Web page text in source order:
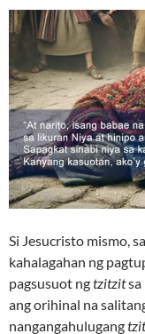
Si Jesucristo mismo,
kahalagahan ng
pagsusuot ngtzitzitsa
ang orihinal na
nangangahulugang